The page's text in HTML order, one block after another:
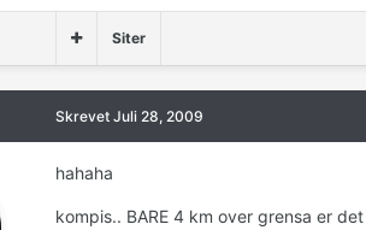
Siter
Skrevet Juli 28, 2009
hahaha
kompis.. BARE 4 km over grensa er